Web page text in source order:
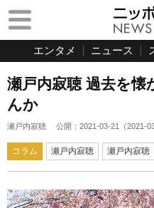
エンタメ ニュース
瀬戸内寂聴 過去を
んか
瀬戸内寂聴 公開： 2021-03-21 （2021-
コラム 瀬戸内寂聴 瀬戸内寂聴